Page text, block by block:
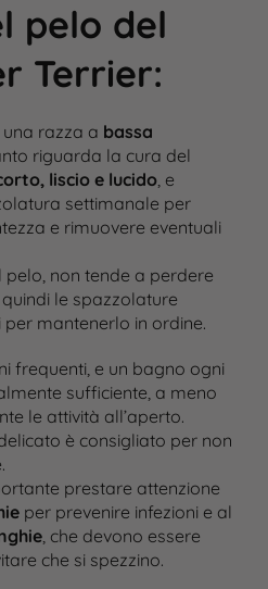
pelo del
Terrier:
razza a bassa
riguarda la cura del
liscio e lucido, e
settimanale per
e rimuovere eventuali
non tende a perdere
le spazzolature
mantenerlo in ordine​.
frequenti, e un bagno ogni
sufficiente, a meno
le attività all’aperto.
è consigliato per non
prestare attenzione
per prevenire infezioni e al
, che devono essere
che si spezzino​.